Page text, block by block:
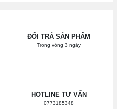
ĐỔI TRẢ SẢN PHẨM
Trong vòng 3 ngày
HOTLINE TƯ VẤN
0773185348